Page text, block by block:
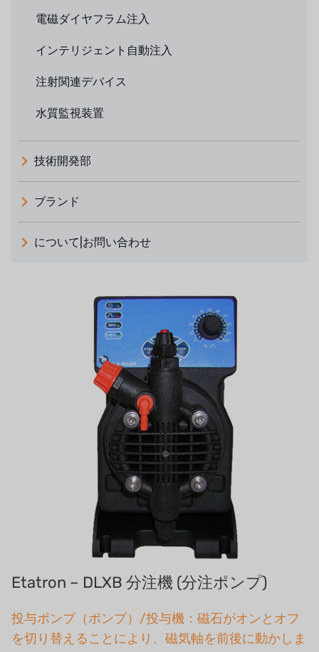
電磁ダイヤフラム注入
インテリジェント自動注入
注射関連デバイス
水質監視装置
技術開発部
ブランド
義大利 ATLAS
アイデックスUSA
エマーソン、アメリカ
アメリカンペンテア
SIEMENSドイツ
アメリカのプルサフィーダー
デンマークダンフォス
美國 PUROLITE
について|お問い合わせ
お問い合わせ
リクルートリセラーフォーム
Etatron – DLXB 分注機 (分注ポンプ)
投与ポンプ（ポンプ）/投与機：磁石がオンとオフ
を切り替えることにより、磁気軸を前後に動かしま